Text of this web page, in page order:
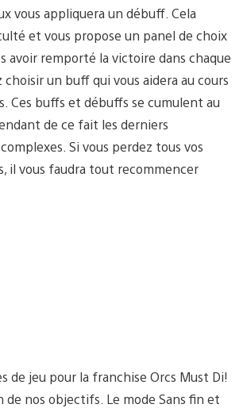
vous appliquera un débuff. Cela
et vous propose un panel de choix
avoir remporté la victoire dans chaque
choisir un buff qui vous aidera au cours
Ces buffs et débuffs se cumulent au
de ce fait les derniers
Si vous perdez tous vos
il vous faudra tout recommencer
de jeu pour la franchise Orcs Must Di!
de nos objectifs. Le mode Sans fin et